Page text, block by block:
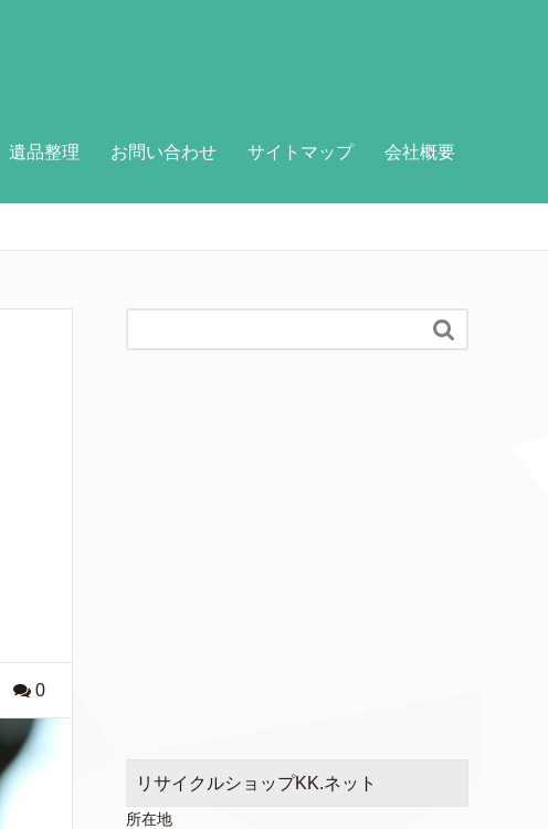
遺品整理 お問い合わせ サイトマップ 会社概要
0

リサイクルショップKK.ネット
所在地